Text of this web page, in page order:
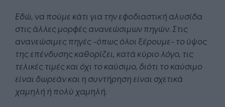
Εδώ, να πούμε κάτι για την εφοδιαστική αλυσίδα
στις άλλες μορφές ανανεώσιμων πηγών. Στις
ανανεώσιμες πηγές -όπως όλοι ξέρουμε- το ύψος
της επένδυσης καθορίζει, κατά κύριο λόγο, τις
τελικές τιμές και όχι το καύσιμο, διότι το καύσιμο
είναι δωρεάν και η συντήρηση είναι σχετικά
χαμηλή ή πολύ χαμηλή.